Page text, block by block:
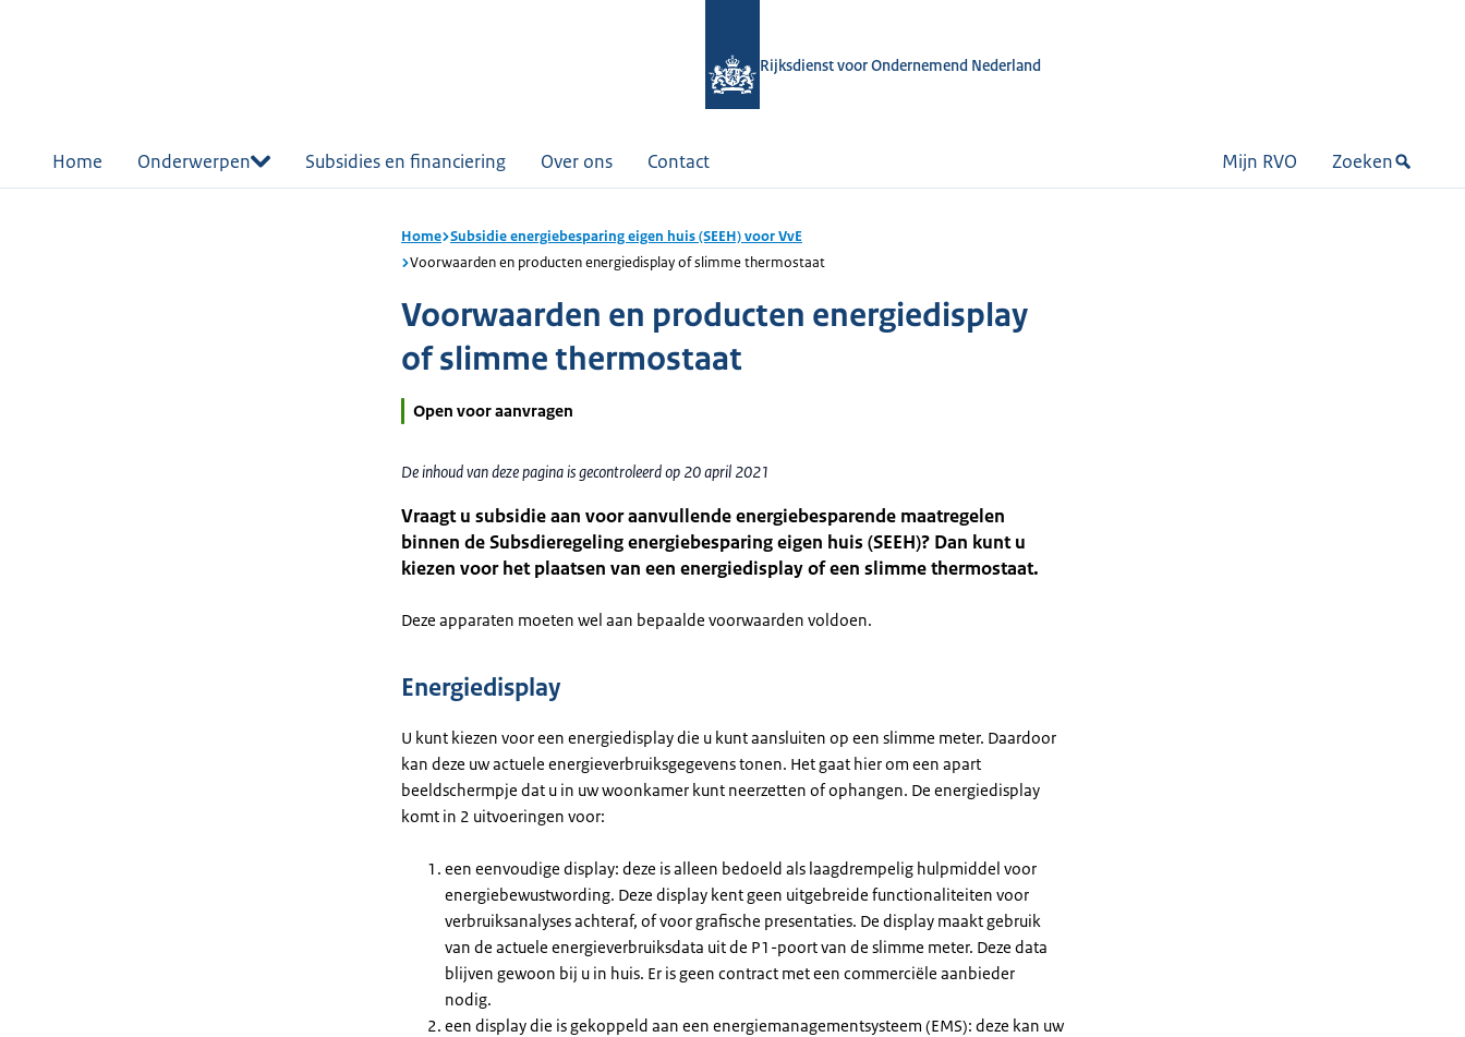
Rijksdienst voor Ondernemend Nederland
Home Onderwerpen Subsidies en financiering Over ons Contact Mijn RVO Zoeken
Home Subsidie energiebesparing eigen huis (SEEH) voor VvE
Voorwaarden en producten energiedisplay of slimme thermostaat
Voorwaarden en producten energiedisplay
of slimme thermostaat
Open voor aanvragen
De inhoud van deze pagina is gecontroleerd op 20 april 2021
Vraagt u subsidie aan voor aanvullende energiebesparende maatregelen
binnen de Subsdieregeling energiebesparing eigen huis (SEEH)? Dan kunt u
kiezen voor het plaatsen van een energiedisplay of een slimme thermostaat.
Deze apparaten moeten wel aan bepaalde voorwaarden voldoen.
Energiedisplay
U kunt kiezen voor een energiedisplay die u kunt aansluiten op een slimme meter. Daardoor
kan deze uw actuele energieverbruiksgegevens tonen. Het gaat hier om een apart
beeldschermpje dat u in uw woonkamer kunt neerzetten of ophangen. De energiedisplay
komt in 2 uitvoeringen voor:
een eenvoudige display: deze is alleen bedoeld als laagdrempelig hulpmiddel voor
energiebewustwording. Deze display kent geen uitgebreide functionaliteiten voor
verbruiksanalyses achteraf, of voor grafische presentaties. De display maakt gebruik
van de actuele energieverbruiksdata uit de P1-poort van de slimme meter. Deze data
blijven gewoon bij u in huis. Er is geen contract met een commerciële aanbieder
nodig.
een display die is gekoppeld aan een energiemanagementsysteem (EMS): deze kan uw